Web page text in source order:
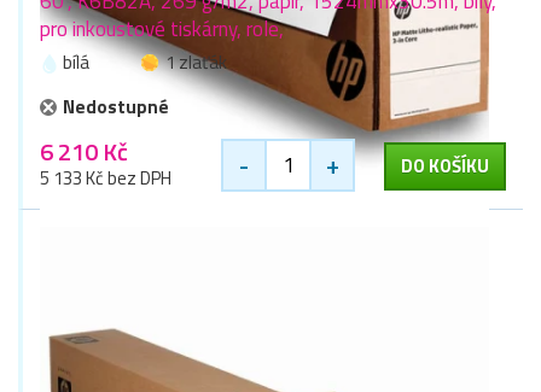
pro inkoustové tiskárny, role,
bílá
1 zlaťák
Nedostupné
6 210 Kč
5 133 Kč bez DPH - + DO KOŠÍKU